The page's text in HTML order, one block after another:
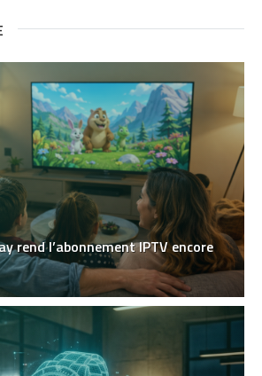
rend l’abonnement IPTV encore